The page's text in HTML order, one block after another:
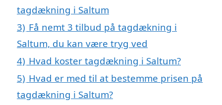
tagdækning i Saltum
3) Få nemt 3 tilbud på tagdækning i
Saltum, du kan være tryg ved
4) Hvad koster tagdækning i Saltum?
5) Hvad er med til at bestemme prisen på
tagdækning i Saltum?